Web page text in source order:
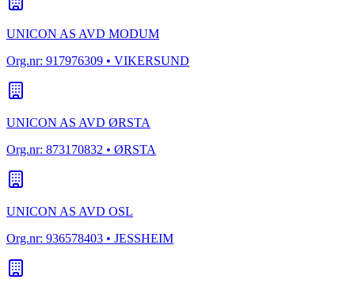
UNICON AS AVD MODUM
Org.nr: 917976309 • VIKERSUND
UNICON AS AVD ØRSTA
Org.nr: 873170832 • ØRSTA
UNICON AS AVD OSL
Org.nr: 936578403 • JESSHEIM